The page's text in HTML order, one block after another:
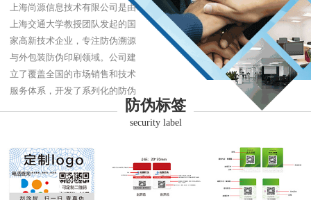
上海尚源信息技术有限公司是由
上海交通大学教授团队发起的国
家高新技术企业，专注防伪溯源
与外包装防伪印刷领域。公司建
立了覆盖全国的市场销售和技术
服务体系，开发了系列化的防伪
产品，以难仿制、易识别、优成
本的技术，经受住了市场的严酷
防伪标签
security label